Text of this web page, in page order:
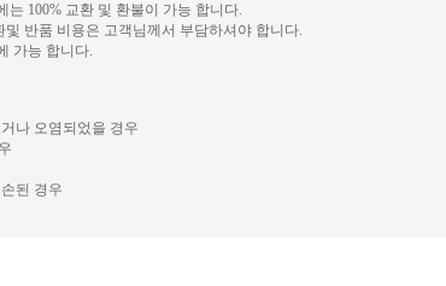
100% 교환 및 환불이 가능 합니다.
반품 비용은 고객님께서 부담하셔야 합니다.
가능 합니다.
나 오염되었을 경우
된 경우